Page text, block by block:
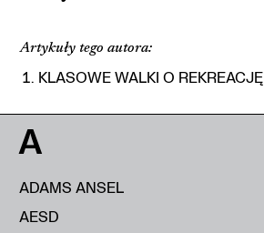
Artykuły tego autora:
KLASOWE WALKI O REKREACJĘ
A
ADAMS ANSEL
AESD